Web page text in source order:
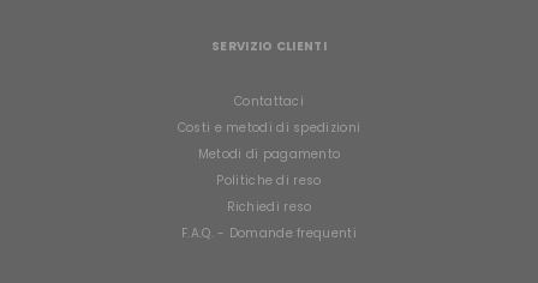
SERVIZIO CLIENTI
Contattaci
Costi e metodi di spedizioni
Metodi di pagamento
Politiche di reso
Richiedi reso
F.A.Q. - Domande frequenti